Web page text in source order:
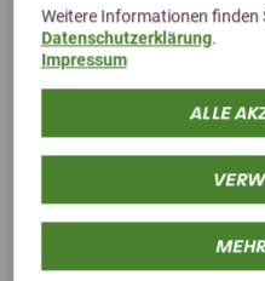
Weitere Informationen finden
Datenschutzerklärung.
Impressum
ALLE